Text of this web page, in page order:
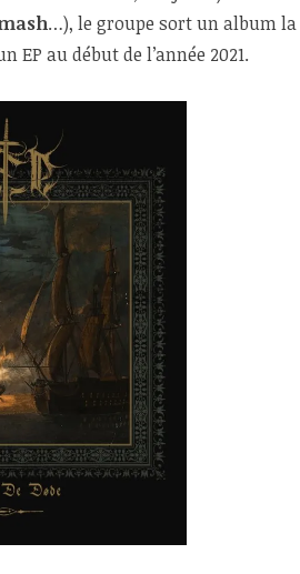
…), le groupe sort un album la
EP au début de l’année 2021.